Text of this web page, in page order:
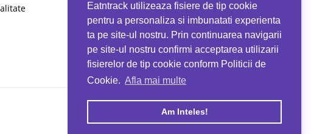
Eatntrack utilizeaza fisiere de tip cookie
pentru a personaliza si imbunatati experienta
ta pe site-ul nostru. Prin continuarea navigarii
pe site-ul nostru confirmi acceptarea utilizarii
fisierelor de tip cookie conform Politicii de
Cookie. Afla mai multe
Am Inteles!
la orice comandă
EATNTRACK
MYPROTEIN
Ai40%reducere la orice comandă
folosind codul EATTRACK